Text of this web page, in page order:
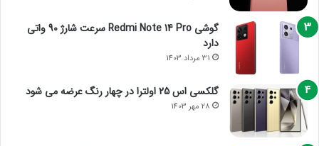
گوشی Redmi Note 14 Pro سرعت شارژ 90 واتی
دارد
31 مرداد 1403
گلکسی اس 25 اولترا در چهار رنگ عرضه می شود
28 مهر 1403